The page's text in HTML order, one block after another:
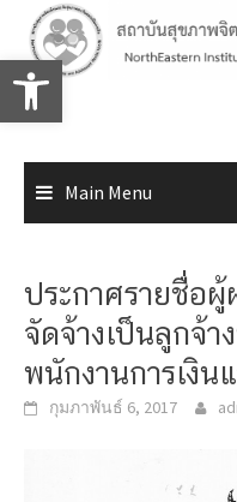
Open toolbar
content
Main Menu
ประกาศรายชื่อผู้
จัดจ้างเป็นลูกจ้า
พนักงานการเงิน
กุมภาพันธ์ 6, 2017